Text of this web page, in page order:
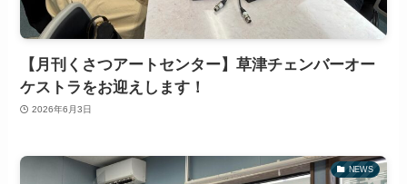
【月刊くさつアートセンター】草津チェンバーオー
ケストラをお迎えします！
2026年6月3日
NEWS